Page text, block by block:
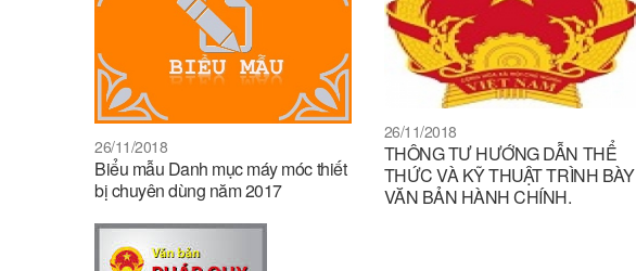
26/11/2018
Biểu mẫu Danh mục máy móc thiết
bị chuyên dùng năm 2017
26/11/2018
THÔNG TƯ HƯỚNG DẪN THỂ
THỨC VÀ KỸ THUẬT TRÌNH BÀY
VĂN BẢN HÀNH CHÍNH.